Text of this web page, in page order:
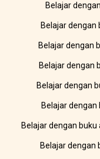
Belajar
Belajar dengan
Belajar dengan
Belajar dengan
Belajar dengan
Belajar dengan
Belajar dengan
Belajar dengan